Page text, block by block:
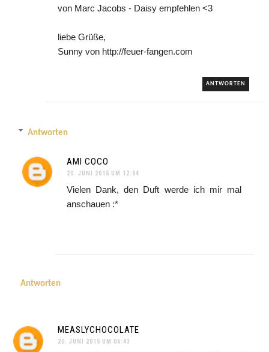
von Marc Jacobs - Daisy empfehlen <3
liebe Grüße,
Sunny von http://feuer-fangen.com
ANTWORTEN
Antworten
AMI COCO
20. JUNI 2015 UM 12:54
Vielen Dank, den Duft werde ich mir mal
anschauen :*
Antworten
MEASLYCHOCOLATE
20. JUNI 2015 UM 06:43